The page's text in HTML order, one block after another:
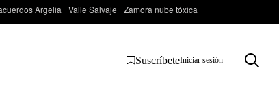
Argelia Valle Salvaje Zamora nube tóxica
SuscríbeteIniciar sesión